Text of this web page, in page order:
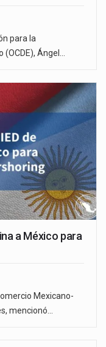
para la
Ángel…
a México para
Mexicano-
mencionó…